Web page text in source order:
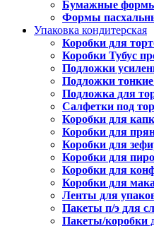
Бумажные
Формы
Упаковка кондитерская
Коробки для
Коробки Тубус
Подложки
Подложки
Подложка для
Салфетки под
Коробки для
Коробки для
Коробки для
Коробки для
Коробки для
Коробки для
Ленты для
Пакеты п/э для
Пакеты/коробки